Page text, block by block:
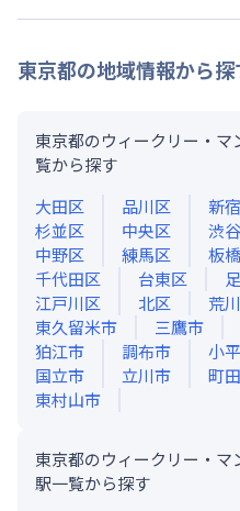
東京都の地域情報から探
東京都のウィークリー・
覧から探す
大田区
品川区 新
杉並区
中央区 渋
中野区
練馬区 板
千代田区
台東区
江戸川区
北区 荒
東久留米市
三鷹市
狛江市
調布市 小
国立市
立川市 町
東村山市
東京都のウィークリー・マ
駅一覧から探す